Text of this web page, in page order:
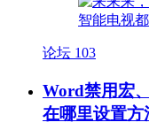
论坛 103
Word禁用宏
在哪里设置方